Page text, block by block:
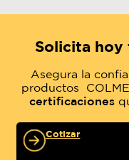
Solicita
Asegura la
productos
certificaciones
Cotizar